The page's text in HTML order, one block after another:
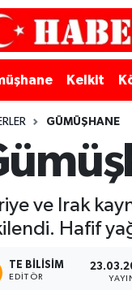
Kelkit
GÜMÜŞHANE
ve Irak
Hafif
TE BILISIM
EDITÖR
Haritası
Durumu ve Fikstür